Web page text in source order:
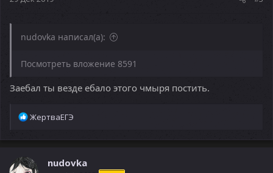
nudovka написал(а):
Посмотреть вложение 8591
Заебал ты везде ебало этого чмыря постить.
Р
а
ц
ЖертваЕГЭ
nudovka